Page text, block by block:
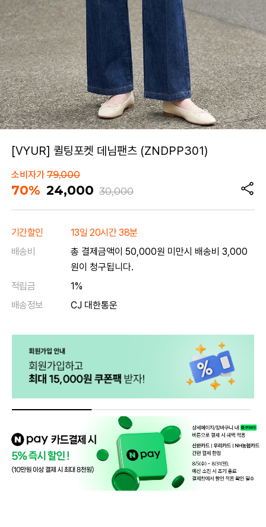
[VYUR] 퀼팅포켓 데님팬츠 (ZNDPP301)
소비자가79,000
70% 24,000 30,000
기간할인
13일 20시간 38분
배송비
총 결제금액이 50,000원 미만시 배송비 3,000
원이 청구됩니다.
적립금
1%
배송정보
CJ 대한통운